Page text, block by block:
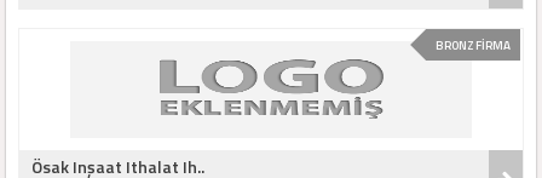
BRONZ FİRMA
Ösak Inşaat Ithalat Ih..